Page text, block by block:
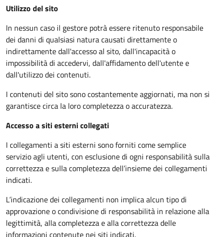
Utilizzo del sito
In nessun caso il gestore potrà essere ritenuto responsabile
dei danni di qualsiasi natura causati direttamente o
indirettamente dall'accesso al sito, dall'incapacità o
impossibilità di accedervi, dall'affidamento dell'utente e
dall'utilizzo dei contenuti.
I contenuti del sito sono costantemente aggiornati, ma non si
garantisce circa la loro completezza o accuratezza.
Accesso a siti esterni collegati
I collegamenti a siti esterni sono forniti come semplice
servizio agli utenti, con esclusione di ogni responsabilità sulla
correttezza e sulla completezza dell’insieme dei collegamenti
indicati.
L’indicazione dei collegamenti non implica alcun tipo di
approvazione o condivisione di responsabilità in relazione alla
legittimità, alla completezza e alla correttezza delle
informazioni contenute nei siti indicati.